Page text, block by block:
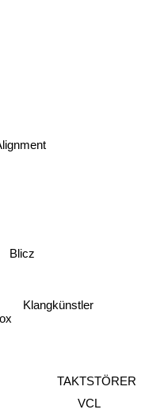
Klangkünstler
Blicz
TAKTSTÖRER
VCL